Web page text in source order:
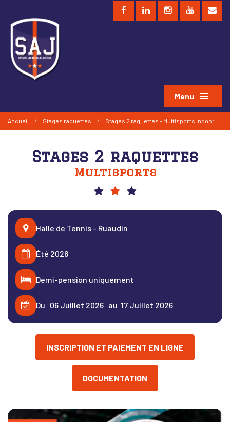
Menu
Accueil / Stages raquettes / Stages 2 raquettes - Multisports Indoor
Stages 2 raquettes
Multisports
Halle de Tennis - Ruaudin
Été 2026
Demi-pension uniquement
Du 06 Juillet 2026 au 17 Juillet 2026
INSCRIPTION ET PAIEMENT EN LIGNE
DOCUMENTATION